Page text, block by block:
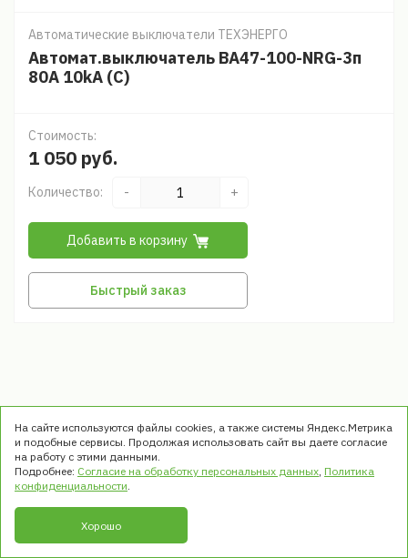
Автоматические выключатели ТЕХЭНЕРГО
Автомат.выключатель ВА47-100-NRG-3п
80А 10kA (C)
Стоимость:
1 050 руб.
Количество: - +
Добавить в корзину
Быстрый заказ
© ООО «ТРЭК». Все права защищены
На сайте используются файлы cookies, а также системы Яндекс.Метрика
и подобные сервисы. Продолжая использовать сайт вы даете согласие
на работу с этими данными.
Подробнее: Согласие на обработку персональных данных, Политика
конфиденциальности.
Хорошо